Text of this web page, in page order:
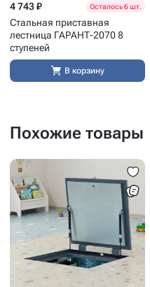
4 743 ₽ Осталось 6 шт.
Стальная приставная
лестница ГАРАНТ-2070 8
ступеней
В корзину
Похожие товары